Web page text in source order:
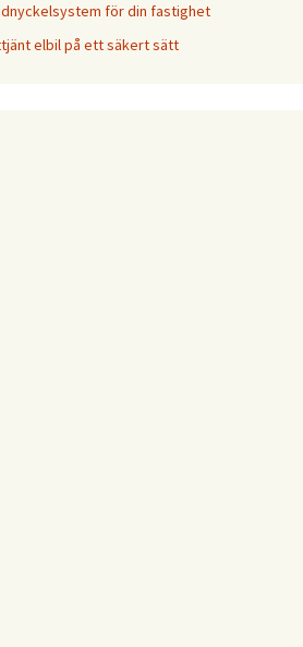
för din fastighet
elbil på ett säkert sätt